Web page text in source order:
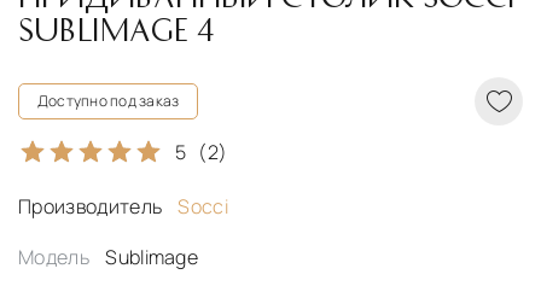
SUBLIMAGE 4
Доступно под заказ
5 (2)
Производитель
Socci
Модель
Sublimage